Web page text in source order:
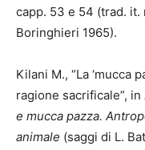
capp. 53 e 54 (trad. it.
Boringhieri 1965).
Kilani M., “La ‘mucca
ragione sacrificale”,
e mucca pazza.
animale (saggi di L.